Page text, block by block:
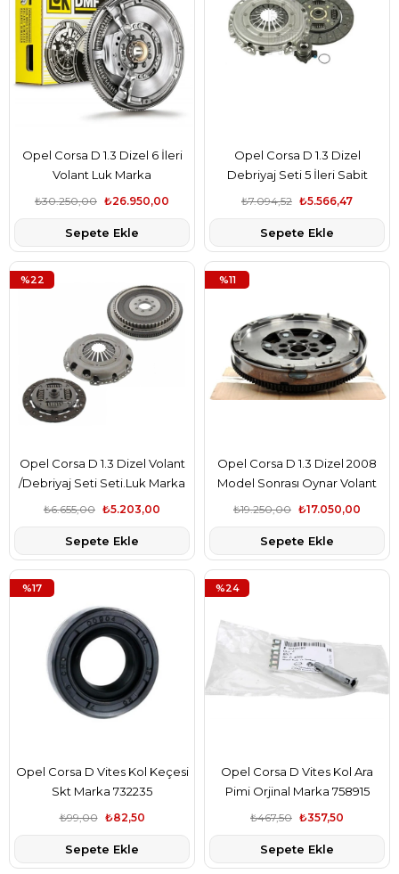
Opel Corsa D 1.3 Dizel 6 İleri
Volant Luk Marka
₺26.950,00
₺30.250,00
Sepete Ekle
Opel Corsa D 1.3 Dizel
Debriyaj Seti 5 İleri Sabit
Volant₺5.566,47
₺7.094,52
Sepete Ekle
Opel Corsa D 1.3 Dizel Volant
/Debriyaj Seti Seti.Luk Marka
₺5.203,00
₺6.655,00
Sepete Ekle
%22
Opel Corsa D 1.3 Dizel 2008
Model Sonrası Oynar Volant
Orijinal Marka 616218
₺17.050,00
₺19.250,00
Sepete Ekle
%11
Opel Corsa D Vites Kol Keçesi
Skt Marka 732235
₺82,50
₺99,00
Sepete Ekle
%17
Opel Corsa D Vites Kol Ara
Pimi Orjinal Marka 758915
₺357,50
₺467,50
Sepete Ekle
%24